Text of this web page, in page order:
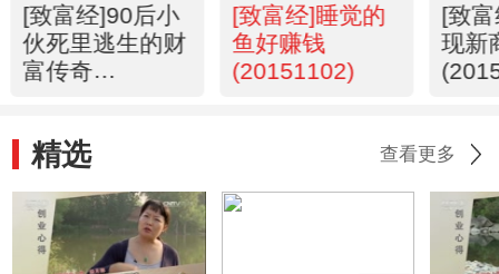
[致富经]90后小
伙死里逃生的财
富传奇
[致富经]睡觉的
鱼好赚钱
(20151102)
[致
现新
精选 查看更多